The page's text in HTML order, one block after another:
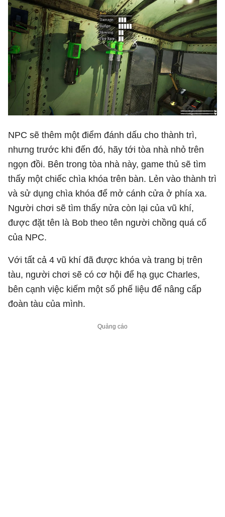
NPC sẽ thêm một điểm đánh dấu cho thành trì,
nhưng trước khi đến đó, hãy tới tòa nhà nhỏ trên
ngọn đồi. Bên trong tòa nhà này, game thủ sẽ tìm
thấy một chiếc chìa khóa trên bàn. Lẻn vào thành trì
và sử dụng chìa khóa để mở cánh cửa ở phía xa.
Người chơi sẽ tìm thấy nửa còn lại của vũ khí,
được đặt tên là Bob theo tên người chồng quá cố
của NPC.
Với tất cả 4 vũ khí đã được khóa và trang bị trên
tàu, người chơi sẽ có cơ hội để hạ gục Charles,
bên cạnh việc kiếm một số phế liệu để nâng cấp
đoàn tàu của mình.